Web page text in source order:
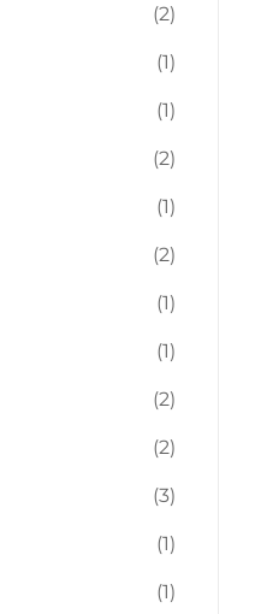
(2)
(1)
(1)
(2)
(1)
(2)
(1)
(1)
(2)
(2)
(3)
(1)
(1)